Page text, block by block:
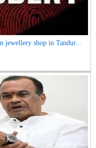
jewellery shop in Tandur...